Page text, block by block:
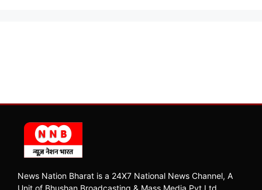
News Nation Bharat is a 24X7 National News Channel, A